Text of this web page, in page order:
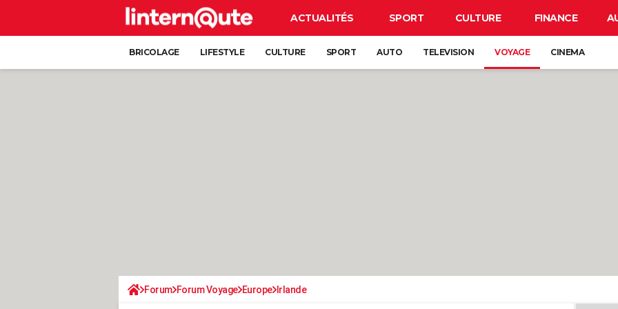
ACTUALITÉS SPORT CULTURE FINANCE
BRICOLAGE LIFESTYLE CULTURE SPORT AUTO TELEVISION VOYAGE CINEMA
Forum Forum Voyage Europe Irlande